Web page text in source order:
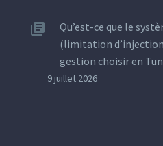
Qu’est-ce que le
(limitation
gestion choisir en
9 juillet 2026